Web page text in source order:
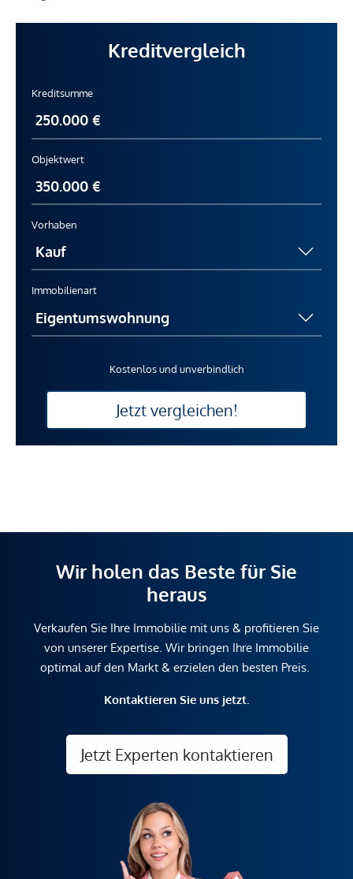
Kreditvergleich
Kreditsumme
Objektwert
Vorhaben
Immobilienart
Kostenlos und unverbindlich
Jetzt vergleichen!
Wir holen das Beste für Sie
heraus
Verkaufen Sie Ihre Immobilie mit uns & profitieren Sie
von unserer Expertise. Wir bringen Ihre Immobilie
optimal auf den Markt & erzielen den besten Preis.
Kontaktieren Sie uns jetzt.
Jetzt Experten kontaktieren